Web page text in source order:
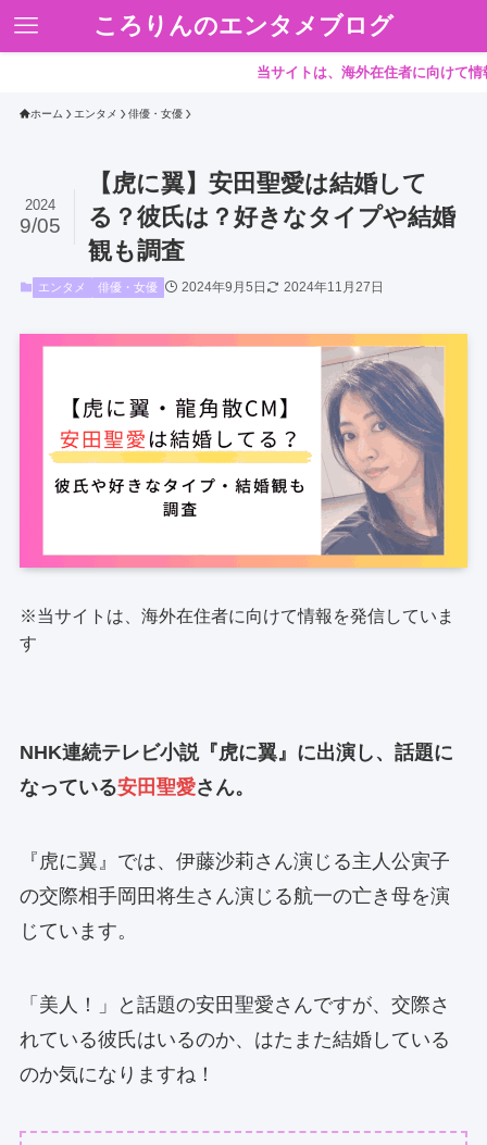
ころりんのエンタメブログ
当サイトは、海外在住者に向けて情報を発
ホーム エンタメ 俳優・女優
【虎に翼】安田聖愛は結婚して
る？彼氏は？好きなタイプや結婚
観も調査
2024
9/05
エンタメ 俳優・女優 2024年9月5日 2024年11月27日
※当サイトは、海外在住者に向けて情報を発信していま
す
NHK連続テレビ小説『虎に翼』に出演し、話題に
なっている安田聖愛さん。
『虎に翼』では、伊藤沙莉さん演じる主人公寅子
の交際相手岡田将生さん演じる航一の亡き母を演
じています。
「美人！」と話題の安田聖愛さんですが、交際さ
れている彼氏はいるのか、はたまた結婚している
のか気になりますね！